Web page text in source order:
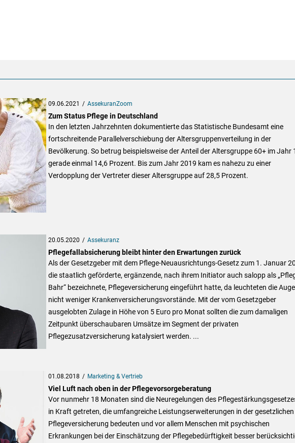
09.06.2021 AssekuranZoom
Zum Status Pflege in Deutschland
In den letzten Jahrzehnten dokumentierte das Statistische Bundesamt eine
fortschreitende Parallelverschiebung der Altersgruppenverteilung in der
Bevölkerung. So betrug beispielsweise der Anteil der Altersgruppe 60+ im Jahr
gerade einmal 14,6 Prozent. Bis zum Jahr 2019 kam es nahezu zu einer
Verdopplung der Vertreter dieser Altersgruppe auf 28,5 Prozent.
20.05.2020 Assekuranz
Pflegefallabsicherung bleibt hinter den Erwartungen zurück
Als der Gesetzgeber mit dem Pflege-Neuausrichtungs-Gesetz zum 1. Januar
die staatlich geförderte, ergänzende, nach ihrem Initiator auch salopp als
Bahr“ bezeichnete, Pflegeversicherung eingeführt hatte, da leuchteten die
nicht weniger Krankenversicherungsvorstände. Mit der vom Gesetzgeber
ausgelobten Zulage in Höhe von 5 Euro pro Monat sollten die zum damaligen
Zeitpunkt überschaubaren Umsätze im Segment der privaten
Pflegezusatzversicherung katalysiert werden. ...
01.08.2018 Marketing & Vertrieb
Viel Luft nach oben in der Pflegevorsorgeberatung
Vor nunmehr 18 Monaten sind die Neuregelungen des
in Kraft getreten, die umfangreiche Leistungserweiterungen in der gesetzlichen
Pflegeversicherung bedeuten und vor allem Menschen mit psychischen
Erkrankungen bei der Einschätzung der Pflegebedürftigkeit besser